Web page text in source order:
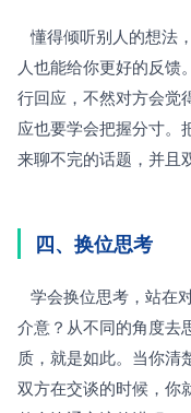
   懂得倾听别人的想法，也是对别人最好的尊重。同样的，别
人也能给你更好的反馈
行回应，不然对方会觉
应也要学会把握分寸。
来聊不完的话题，并且
四、换位思考
介意？从不同的角度去
质，就是如此。当你清
双方在交谈的时候，你